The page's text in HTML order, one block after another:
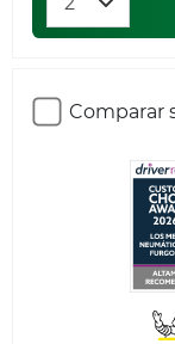
Comparar